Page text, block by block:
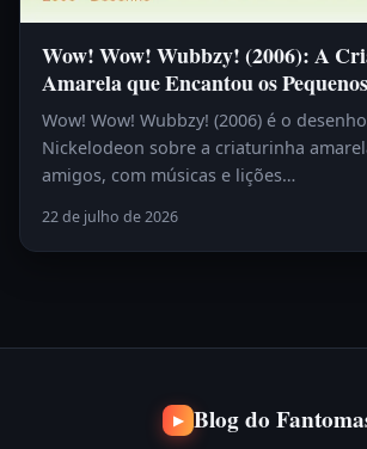
Wow! Wow! Wubbzy! (2006): A
Amarela que Encantou os Pequenos
Wow! Wow! Wubbzy! (2006) é o
Nickelodeon sobre a criaturinha
amigos, com músicas e lições…
22 de julho de 2026
▶ Blog do